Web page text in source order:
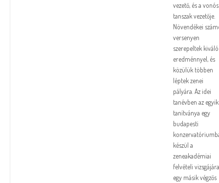
vezető, és a vonós
tanszak vezetője.
Növendékei
versenyen
szerepeltek kiváló
eredménnyel, és
közülük többen
léptek zenei
pályára. Az idei
tanévben az egyik
tanítványa egy
budapesti
készül a
zeneakadémiai
felvételi
egy másik végzős